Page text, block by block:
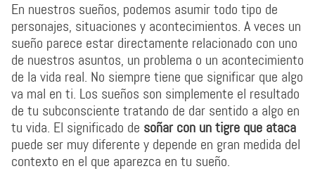
En nuestros sueños, podemos asumir todo tipo de
personajes, situaciones y acontecimientos. A veces un
sueño parece estar directamente relacionado con uno
de nuestros asuntos, un problema o un acontecimiento
de la vida real. No siempre tiene que significar que algo
va mal en ti. Los sueños son simplemente el resultado
de tu subconsciente tratando de dar sentido a algo en
tu vida. El significado de soñar con un tigre que ataca
puede ser muy diferente y depende en gran medida del
contexto en el que aparezca en tu sueño.